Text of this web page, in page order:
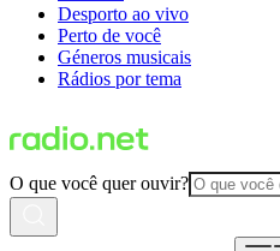
Desporto ao vivo
Perto de você
Géneros musicais
Rádios por tema
O que você quer ouvir?